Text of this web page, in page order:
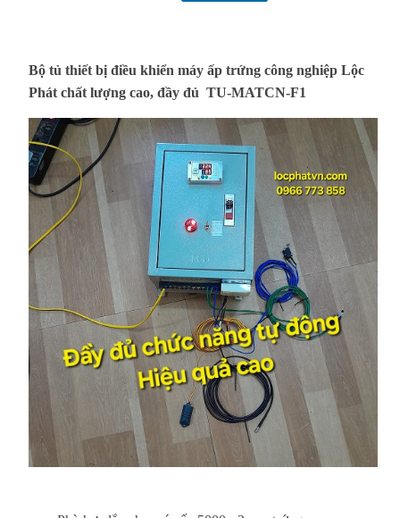
Bộ tủ thiết bị điều khiển máy ấp trứng công nghiệp Lộc
Phát chất lượng cao, đầy đủ TU-MATCN-F1